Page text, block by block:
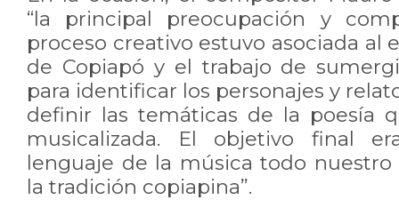
“la principal preocupación y
proceso creativo estuvo asociada al
de Copiapó y el trabajo de
para identificar los personajes y
definir las temáticas de la poesía
musicalizada. El objetivo final
lenguaje de la música todo
la tradición copiapina”.